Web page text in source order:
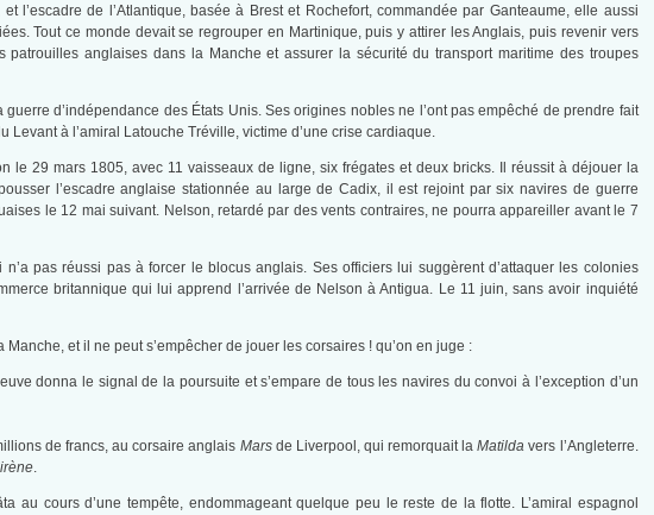
de l’Atlantique, basée à Brest et Rochefort, commandée par Ganteaume, elle aussi
Tout ce monde devait se regrouper en Martinique, puis y attirer les Anglais, puis revenir vers
anglaises dans la Manche et assurer la sécurité du transport maritime des troupes
d’indépendance des États Unis. Ses origines nobles ne l’ont pas empêché de prendre fait
à l’amiral Latouche Tréville, victime d’une crise cardiaque.
le 29 mars 1805, avec 11 vaisseaux de ligne, six frégates et deux bricks. Il réussit à déjouer la
l’escadre anglaise stationnée au large de Cadix, il est rejoint par six navires de guerre
le 12 mai suivant. Nelson, retardé par des vents contraires, ne pourra appareiller avant le 7
pas réussi pas à forcer le blocus anglais. Ses officiers lui suggèrent d’attaquer les colonies
britannique qui lui apprend l’arrivée de Nelson à Antigua. Le 11 juin, sans avoir inquiété
et il ne peut s’empêcher de jouer les corsaires ! qu’on en juge :
donna le signal de la poursuite et s’empare de tous les navires du convoi à l’exception d’un
de francs, au corsaire anglais Marsde Liverpool, qui remorquait laMatilda vers l’Angleterre.
.
au cours d’une tempête, endommageant quelque peu le reste de la flotte. L’amiral espagnol